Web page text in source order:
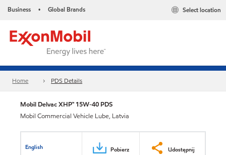
Business • Global Brands Select location
Home PDS Details
Mobil Delvac XHP™ 15W-40 PDS
Mobil Commercial Vehicle Lube, Latvia
English Pobierz Udostępnij